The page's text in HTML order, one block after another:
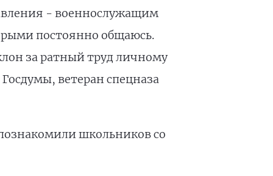
- военнослужащим
постоянно общаюсь.
за ратный труд личному
ветеран спецназа
школьников со